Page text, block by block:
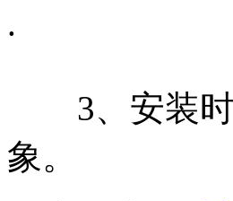
.
3、安装时
象。